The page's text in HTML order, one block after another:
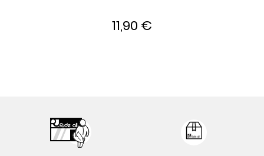
11,90 €